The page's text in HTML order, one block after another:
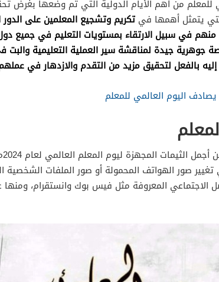
للمعلم من أهم الأيام الدولية التي تم وضعها بغرض
يتمثل أهمها فيتكريم وتشجيع المعلمين على الدور
في سبيل الارتقاء بمستويات التعليم في جميع دول
جوهرية جيدة لمناقشة سير العملية التعليمية والبت
بالفعل لتحقيق مزيد من التقدم والازدهار في
اليوم العالمي للمعلم
تغيير صور الهواتف المحمولة أو صور الملفات الشخصية
الاجتماعي المعروفة مثل فيس بوك وانستقرام، ومنها